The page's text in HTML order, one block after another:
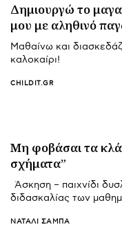
Δημιουργώ το
μου με αληθινό
Μαθαίνω και
καλοκαίρι!
CHILDIT.GR
Μη φοβάσαι τα
σχήματα”
Άσκηση – παιχνίδι
διδασκαλίας των
ΝΑΤΑΛΊ ΣΑΜΠΆ